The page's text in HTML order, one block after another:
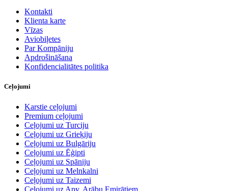
Kontakti
Klienta karte
Vīzas
Aviobiļetes
Par Kompāniju
Apdrošināšana
Konfidencialitātes politika
Ceļojumi
Karstie ceļojumi
Premium ceļojumi
Ceļojumi uz Turciju
Ceļojumi uz Grieķiju
Ceļojumi uz Bulgāriju
Ceļojumi uz Ēģipti
Ceļojumi uz Spāniju
Ceļojumi uz Melnkalni
Ceļojumi uz Taizemi
Ceļojumi uz Apv. Arābu Emirātiem